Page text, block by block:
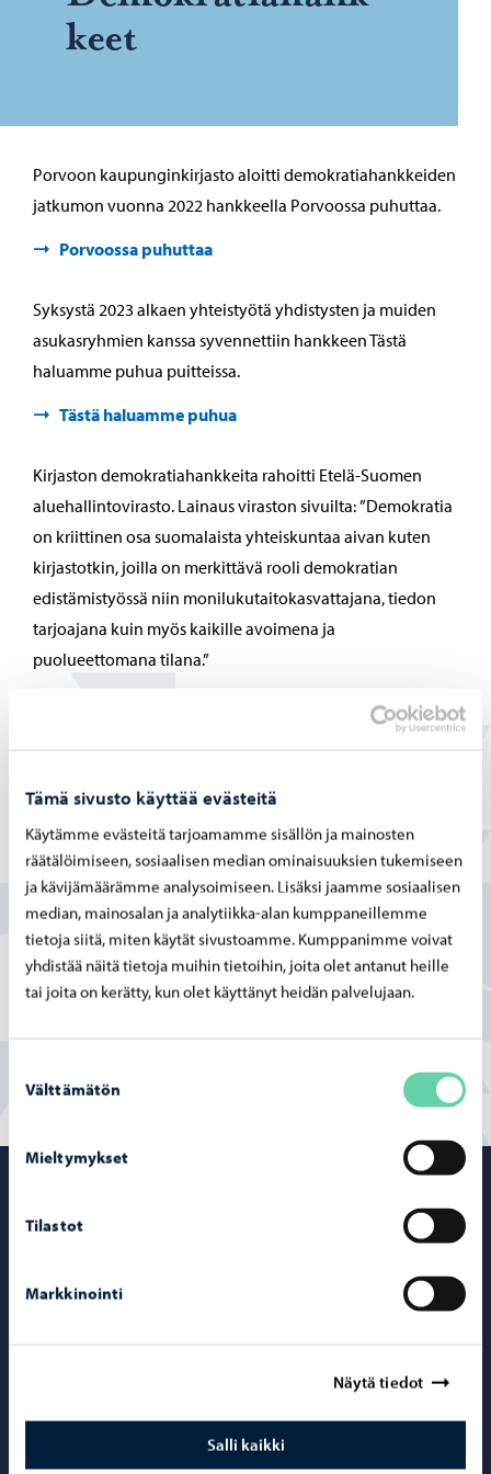
Tämä sivusto käyttää evästeitä
Käytämme evästeitä tarjoamamme sisällön ja mainosten
räätälöimiseen, sosiaalisen median ominaisuuksien tukemiseen
ja kävijämäärämme analysoimiseen. Lisäksi jaamme sosiaalisen
median, mainosalan ja analytiikka-alan kumppaneillemme
tietoja siitä, miten käytät sivustoamme. Kumppanimme voivat
yhdistää näitä tietoja muihin tietoihin, joita olet antanut heille
tai joita on kerätty, kun olet käyttänyt heidän palvelujaan.
valinta
Välttämätön
Mieltymykset
Tilastot
Markkinointi
Näytä tiedot
Salli kaikki
keet
Porvoon kaupunginkirjasto aloitti demokratiahankkeiden
jatkumon vuonna 2022 hankkeella Porvoossa puhuttaa.
Porvoossa puhuttaa
Syksystä 2023 alkaen yhteistyötä yhdistysten ja muiden
asukasryhmien kanssa syvennettiin hankkeen Tästä
haluamme puhua puitteissa.
Tästä haluamme puhua
Kirjaston demokratiahankkeita rahoitti Etelä-Suomen
aluehallintovirasto. Lainaus viraston sivuilta: ”Demokratia
on kriittinen osa suomalaista yhteiskuntaa aivan kuten
kirjastotkin, joilla on merkittävä rooli demokratian
edistämistyössä niin monilukutaitokasvattajana, tiedon
tarjoajana kuin myös kaikille avoimena ja
puolueettomana tilana.”
Lue lisää tästä nyt jo päättyneestä rahoitusohjelmasta:
Erityisavustus yleisten kirjastojen toiminnan
vuoropuhelun foorumeina
Aluehallintovirastot ovat vuodesta 2021 lähtien
rahoittaneet kymmeniä demokratiahankkeita kirjastoissa
eri puolilla Suomea. Näiden hankkeiden vetäjät ovat
verkostoituneet sekä jakaneet ideoita ja hyviksi todettuja
toimintamalleja keskenään useaan otteeseen.
Yhteystietohakemisto